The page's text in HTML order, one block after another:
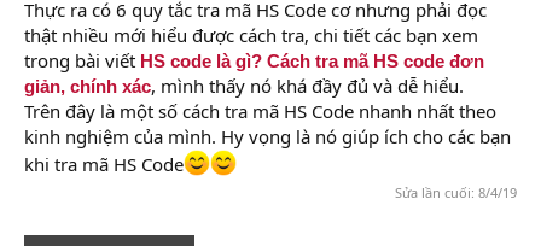
Thực ra có 6 quy tắc tra mã HS Code cơ nhưng phải đọc
thật nhiều mới hiểu được cách tra, chi tiết các bạn xem
trong bài viết HS code là gì? Cách tra mã HS code đơn
giản, chính xác, mình thấy nó khá đầy đủ và dễ hiểu.
Trên đây là một số cách tra mã HS Code nhanh nhất theo
kinh nghiệm của mình. Hy vọng là nó giúp ích cho các bạn
khi tra mã HS Code
Sửa lần cuối: 8/4/19